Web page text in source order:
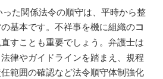
た関係法令の順守は、平時から整
基本です。不祥事を機に組織のコ
すことも重要でしょう。弁護士は
律やガイドラインを踏まえ、規程
範囲の確認など法令順守体制強化